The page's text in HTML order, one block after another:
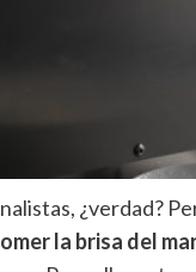
¿verdad?
la brisa del